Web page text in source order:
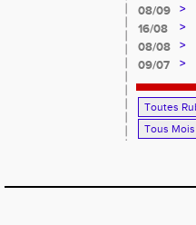
08/09
>
16/08
>
08/08
>
09/07
>